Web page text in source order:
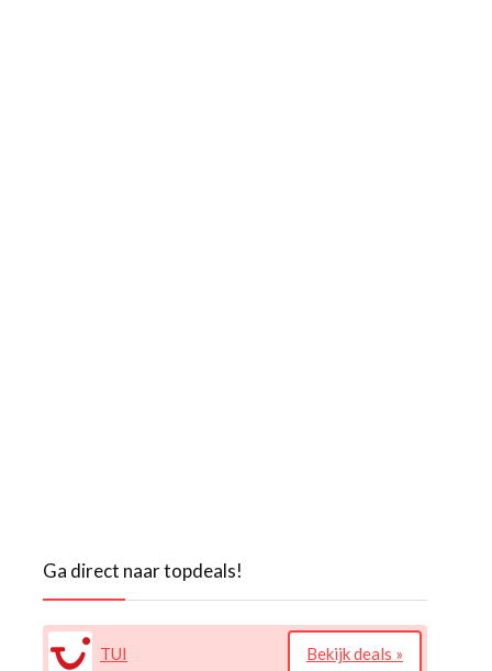
Ga direct naar topdeals!
TUI Bekijk deals »